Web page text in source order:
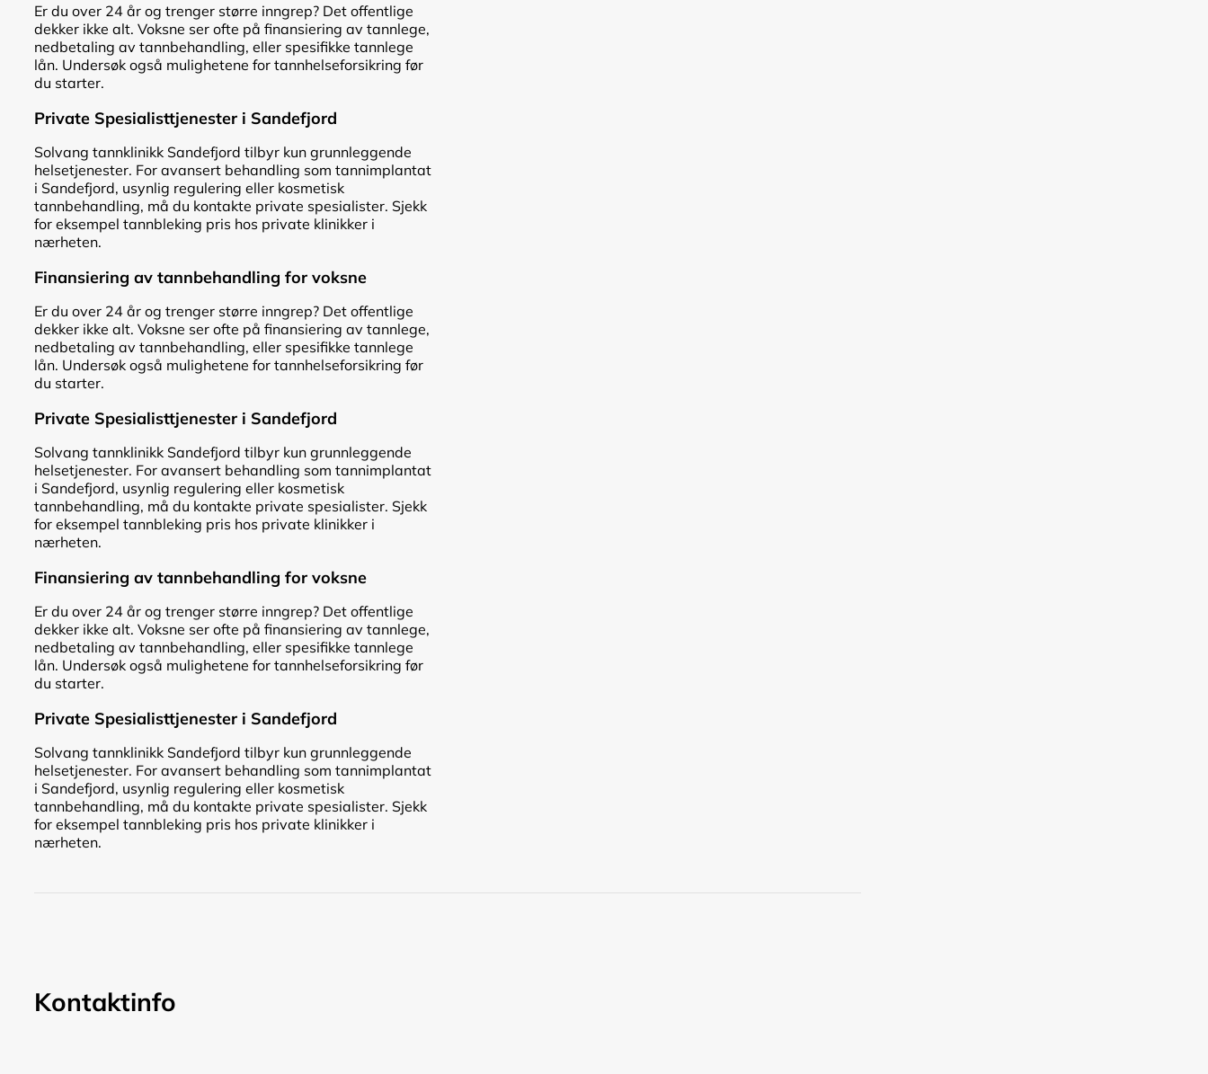
Er du over 24 år og trenger større inngrep? Det offentlige
dekker ikke alt. Voksne ser ofte på finansiering av tannlege,
nedbetaling av tannbehandling, eller spesifikke tannlege
lån. Undersøk også mulighetene for tannhelseforsikring før
du starter.
Private Spesialisttjenester i Sandefjord
Solvang tannklinikk Sandefjord tilbyr kun grunnleggende
helsetjenester. For avansert behandling som tannimplantat
i Sandefjord, usynlig regulering eller kosmetisk
tannbehandling, må du kontakte private spesialister. Sjekk
for eksempel tannbleking pris hos private klinikker i
nærheten.
Finansiering av tannbehandling for voksne
Er du over 24 år og trenger større inngrep? Det offentlige
dekker ikke alt. Voksne ser ofte på finansiering av tannlege,
nedbetaling av tannbehandling, eller spesifikke tannlege
lån. Undersøk også mulighetene for tannhelseforsikring før
du starter.
Private Spesialisttjenester i Sandefjord
Solvang tannklinikk Sandefjord tilbyr kun grunnleggende
helsetjenester. For avansert behandling som tannimplantat
i Sandefjord, usynlig regulering eller kosmetisk
tannbehandling, må du kontakte private spesialister. Sjekk
for eksempel tannbleking pris hos private klinikker i
nærheten.
Finansiering av tannbehandling for voksne
Er du over 24 år og trenger større inngrep? Det offentlige
dekker ikke alt. Voksne ser ofte på finansiering av tannlege,
nedbetaling av tannbehandling, eller spesifikke tannlege
lån. Undersøk også mulighetene for tannhelseforsikring før
du starter.
Private Spesialisttjenester i Sandefjord
Solvang tannklinikk Sandefjord tilbyr kun grunnleggende
helsetjenester. For avansert behandling som tannimplantat
i Sandefjord, usynlig regulering eller kosmetisk
tannbehandling, må du kontakte private spesialister. Sjekk
for eksempel tannbleking pris hos private klinikker i
nærheten.
Kontaktinfo